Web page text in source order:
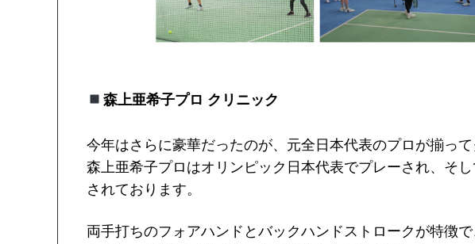
森上亜希子プロ クリニック
今年はさらに豪華だったのが、元全日本代表のプロが揃っ
森上亜希子プロはオリンピック日本代表でプレーされ、そ
されております。
両手打ちのフォアハンドとバックハンドストロークが特徴